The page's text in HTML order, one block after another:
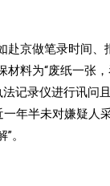
京做笔录时间
料为“废纸一张
记录仪进行讯问
年半未对嫌疑人
。